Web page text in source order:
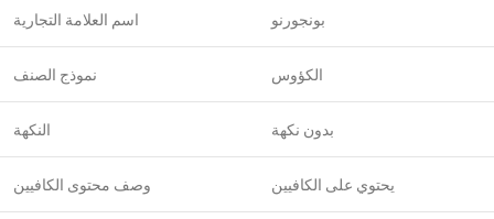
اسم العلامة التجارية بونجورنو
نموذج الصنف الكؤوس
النكهة بدون نكهة
وصف محتوى الكافيين يحتوي على الكافيين